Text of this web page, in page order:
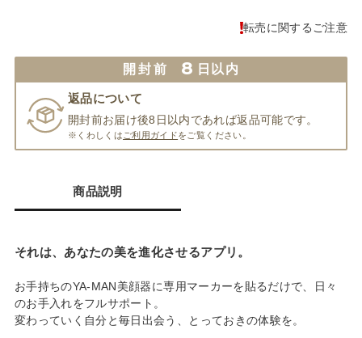
転売に関するご注意
開封前 8 日以内
返品について
開封前お届け後8日以内であれば返品可能です。
※くわしくは ご利用ガイドをご覧ください。
商品説明
それは、あなたの美を進化させるアプリ。
お手持ちのYA-MAN美顔器に専用マーカーを貼るだけで、日々
のお手入れをフルサポート。
変わっていく自分と毎日出会う、とっておきの体験を。